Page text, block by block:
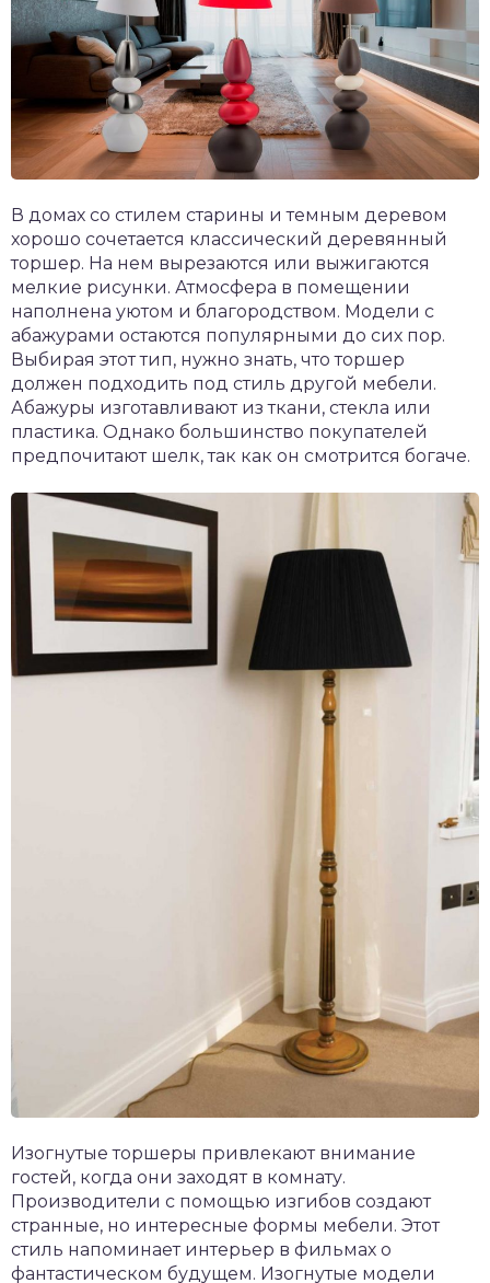
В домах со стилем старины и темным деревом
хорошо сочетается классический деревянный
торшер. На нем вырезаются или выжигаются
мелкие рисунки. Атмосфера в помещении
наполнена уютом и благородством. Модели с
абажурами остаются популярными до сих пор.
Выбирая этот тип, нужно знать, что торшер
должен подходить под стиль другой мебели.
Абажуры изготавливают из ткани, стекла или
пластика. Однако большинство покупателей
предпочитают шелк, так как он смотрится богаче.
Изогнутые торшеры привлекают внимание
гостей, когда они заходят в комнату.
Производители с помощью изгибов создают
странные, но интересные формы мебели. Этот
стиль напоминает интерьер в фильмах о
фантастическом будущем. Изогнутые модели